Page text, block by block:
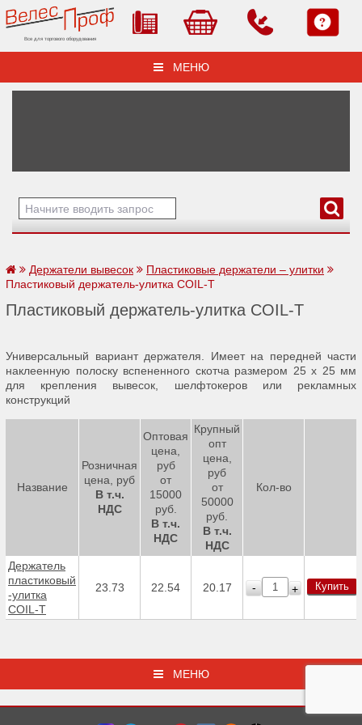
Все для торгового оборудования
МЕНЮ
Держатели вывесок
Пластиковые держатели – улитки
Пластиковый держатель-улитка COIL-T
Пластиковый держатель-улитка COIL-T
Универсальный вариант держателя. Имеет на передней части
наклеенную полоску вспененного скотча размером 25 х 25 мм
для крепления вывесок, шелфтокеров или рекламных
конструкций
Название
Розничная
цена, руб
В т.ч.
НДС
Оптовая
цена,
руб
от
15000
руб.
В т.ч.
НДС
Крупный
опт
цена,
руб
от
50000
руб.
В т.ч.
НДС
Кол-во
Держатель
пластиковый
-улитка
COIL-T
23.73 22.54 20.17 - + Купить
МЕНЮ